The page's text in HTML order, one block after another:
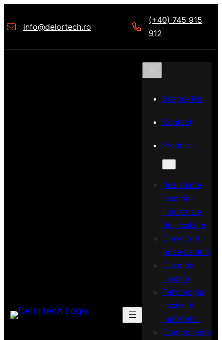
info@delortech.ro
(+40) 745 915
912
Despre Noi
Contact
Produse
Rezistente
electrice
industriale
de incalzire
Conectori
prize cabluri
Duze de
injectie
Tehnologia
incalzirii
matritelor
Componente